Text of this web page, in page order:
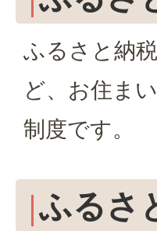
ふるさと納
ど、お住ま
制度です。
ふるさ